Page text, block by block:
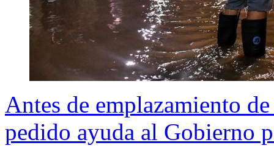
Antes de emplazamiento
pedido ayuda al Gobierno